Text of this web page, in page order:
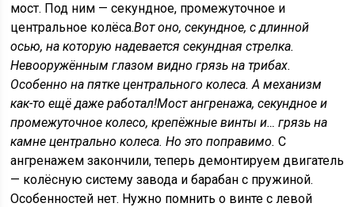
мост. Под ним — секундное, промежуточное и
центральное колёса.Вот оно, секундное, с длинной
осью, на которую надевается секундная стрелка.
Невооружённым глазом видно грязь на трибах.
Особенно на пятке центрального колеса. А механизм
как-то ещё даже работал!Мост ангренажа, секундное и
промежуточное колесо, крепёжные винты и… грязь на
камне центрально колеса. Но это поправимо. С
ангренажем закончили, теперь демонтируем двигатель
— колёсную систему завода и барабан с пружиной.
Особенностей нет. Нужно помнить о винте с левой